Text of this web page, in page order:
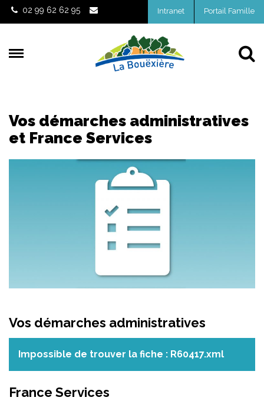
Gestion des traceurs
02 99 62 62 95 Intranet Portail Famille
Vos démarches administratives
et France Services
Vos démarches administratives
Impossible de trouver la fiche : R60417.xml
France Services